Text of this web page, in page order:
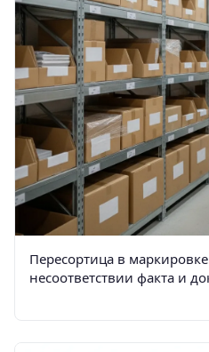
Пересортица в
несоответствии факта и